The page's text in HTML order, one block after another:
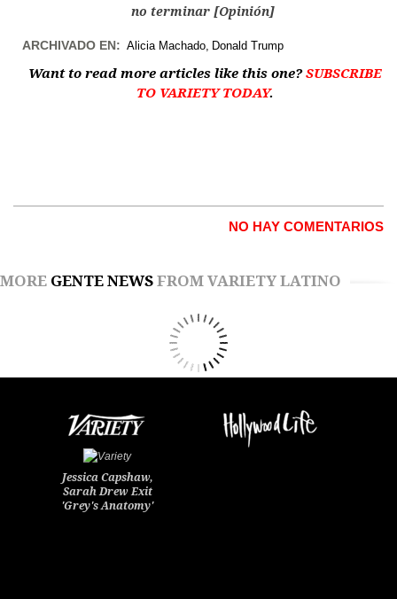
no terminar [Opinión]
ARCHIVADO EN: Alicia Machado Donald Trump
Want to read more articles like this one?SUBSCRIBE
TO VARIETY TODAY.
NO HAY COMENTARIOS
MORE GENTE NEWS FROM VARIETY LATINO
Jessica Capshaw,
Sarah Drew Exit
'Grey's Anatomy'